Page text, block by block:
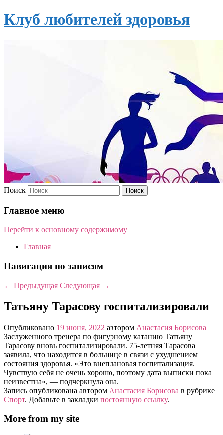
Клуб любителей здоровья
Поиск
Главное меню
Перейти к основному содержимому
Главная
Навигация по записям
← Предыдущая Следующая →
Татьяну Тарасову госпитализировали
Опубликовано 19 июня, 2022 автором Анастасия Борисова
Заслуженного тренера по фигурному катанию Татьяну
Тарасову вновь госпитализировали. 75-летняя Тарасова
заявила, что находится в больнице в связи с ухудшением
состояния здоровья. «Это внеплановая госпитализация.
Чувствую себя не очень хорошо, поэтому дата выписки пока
неизвестна», — подчеркнула она.
Запись опубликована автором Анастасия Борисова в рубрике
Спорт. Добавьте в закладки постоянную ссылку.
More from my site